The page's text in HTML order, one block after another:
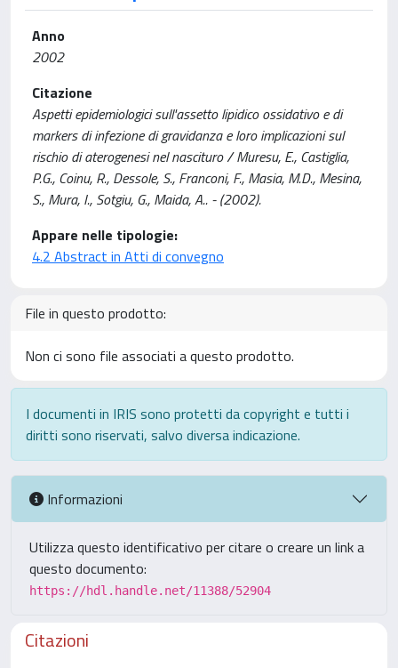
Anno
2002
Citazione
Aspetti epidemiologici sull'assetto lipidico ossidativo e di
markers di infezione di gravidanza e loro implicazioni sul
rischio di aterogenesi nel nascituro / Muresu, E., Castiglia,
P.G., Coinu, R., Dessole, S., Franconi, F., Masia, M.D., Mesina,
S., Mura, I., Sotgiu, G., Maida, A.. - (2002).
Appare nelle tipologie:
4.2 Abstract in Atti di convegno
File in questo prodotto:
Non ci sono file associati a questo prodotto.
I documenti in IRIS sono protetti da copyright e tutti i
diritti sono riservati, salvo diversa indicazione.
Informazioni
Utilizza questo identificativo per citare o creare un link a
questo documento:
https://hdl.handle.net/11388/52904
Citazioni